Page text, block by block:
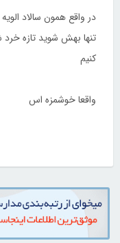
در واقع همون سالاد
تنها بهش شوید تازه
کنیم
واقعا خوشمزه اس